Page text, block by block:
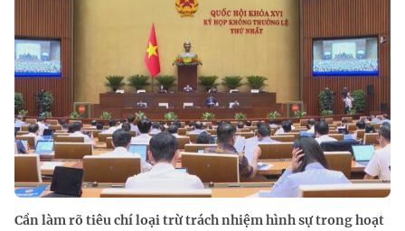
Cần làm rõ tiêu chí loại trừ trách nhiệm hình sự trong hoạt